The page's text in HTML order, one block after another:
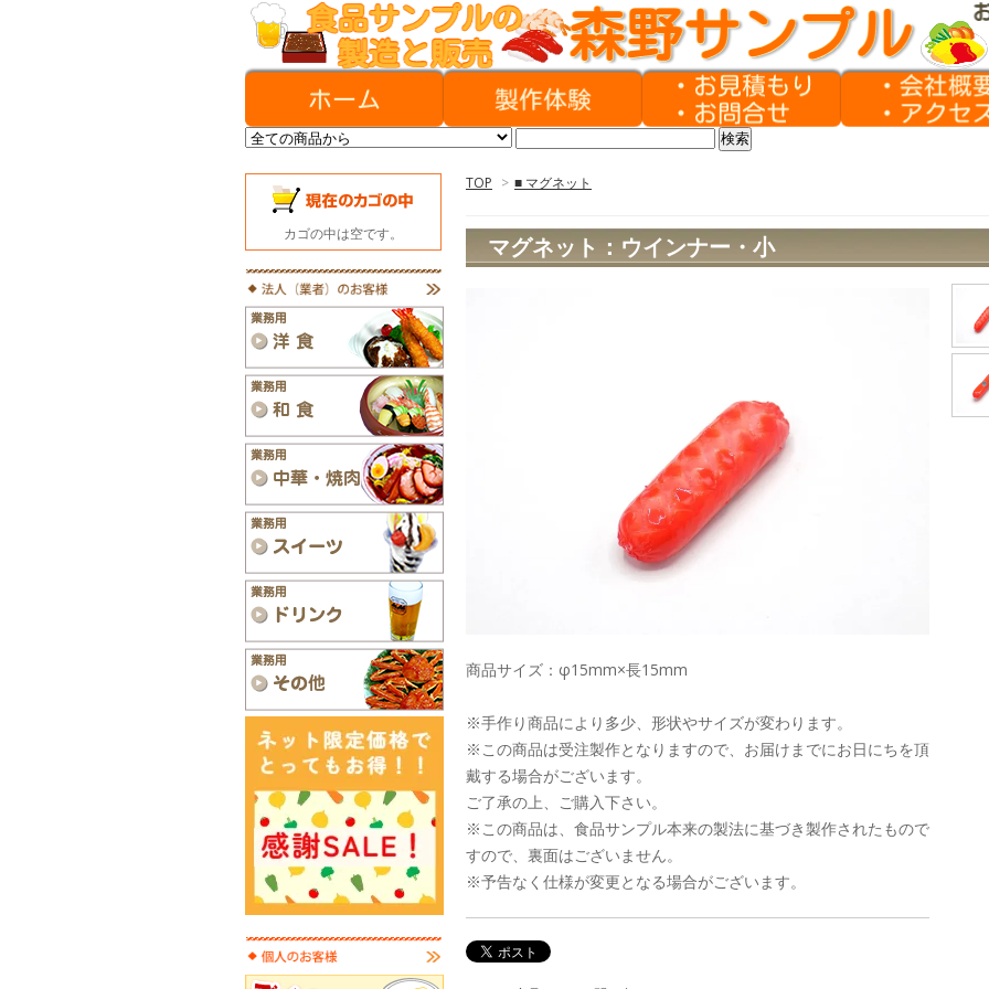
TOP > ■ マグネット
マグネット：ウインナー・小
商品サイズ：φ15mm×長15mm
※手作り商品により多少、形状やサイズが変わります。
※この商品は受注製作となりますので、お届けまでにお日にちを頂
戴する場合がございます。
ご了承の上、ご購入下さい。
※この商品は、食品サンプル本来の製法に基づき製作されたもので
すので、裏面はございません。
※予告なく仕様が変更となる場合がございます。
カゴの中は空です。